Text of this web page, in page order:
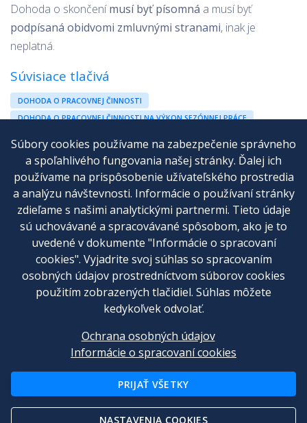
Dohoda o skončenímusí byť písomná a musí byť
podpísaná obidvomi zmluvnými stranami, inak je
neplatná.
Súvisiace tlačivá
DOHODA O PRACOVNEJ ČINNOSTI
DOHODA O PRACOVNEJ ČINNOSTI NA VÝKON SEZÓNNEJ PRÁCE
Kontakt
Všeobecné obchodné podmienky
Reklamačný poriadok
Ochrana osobných údajov
Súbory cookies používame na zabezpečenie správneho
a spoľahlivého fungovania našej stránky. Ďalej ich
používame na prispôsobenie užívateľského prostredia
a analýzu návštevnosti. Informácie o používaní stránky
zdieľame s našimi analytickými partnermi. Tieto údaje
sú uchovávané a spracovávané spôsobom, ako je to
uvedené v dokumente "Informácie o spracovaní
cookies". Vyjadrite svoj súhlas so spracovaním
osobných údajov prostredníctvom súborov cookies
použitím zobrazených tlačidiel. Súhlas môžete
kedykoľvek odvolať.
Ochrana osobných údajov
Informácie o spracovaní cookies
PRIJAŤ VŠETKY
NASTAVENIA COOKIES
© 2012 - 2026 Tlaciva-online.sk
Tlačivá Online s. r. o. nie je advokátskou kanceláriou a neposkytuje
právne služby.